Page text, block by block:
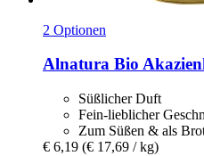
2 Optionen
Alnatura Bio
Süßlicher Duft
Fein-lieblicher
Zum Süßen & als
€ 6,19 (€ 17,69 / kg)